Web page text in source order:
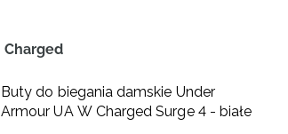
Charged
Buty do biegania damskie Under
Armour UA W Charged Surge 4 - białe